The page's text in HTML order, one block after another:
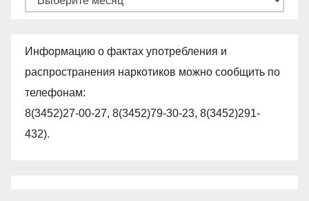
Информацию о фактах употребления и
распространения наркотиков можно сообщить по
телефонам:
8(3452)27-00-27, 8(3452)79-30-23, 8(3452)291-
432).